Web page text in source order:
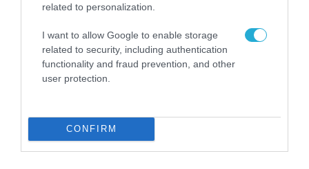
related to personalization.
I want to allow Google to enable storage
related to security, including authentication
functionality and fraud prevention, and other
user protection.
CONFIRM
Κλιμακώνουν οι Χούθι: Eξαπέλυσαν επιθέσεις
κατά στρατιωτικών δυνάμεων στην Υεμένη –
Πλήγματα & στη Σαουδική Αραβία!